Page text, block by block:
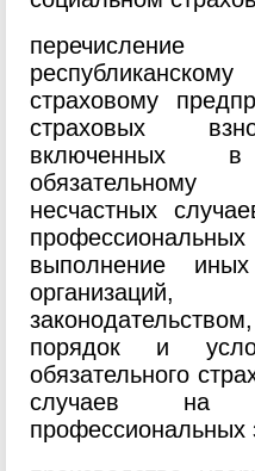
страховому
страховых
включенных
несчастных
выполнение
порядок и
обязательного
случаев на
профессиональных